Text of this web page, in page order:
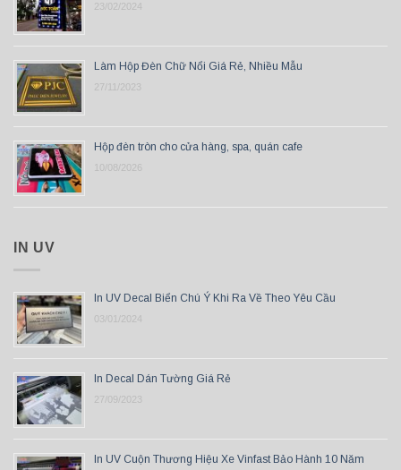
23/02/2024
Làm Hộp Đèn Chữ Nổi Giá Rẻ, Nhiều Mẫu
27/11/2023
Hộp đèn tròn cho cửa hàng, spa, quán cafe
10/08/2026
IN UV
In UV Decal Biển Chú Ý Khi Ra Về Theo Yêu Cầu
03/01/2024
In Decal Dán Tường Giá Rẻ
27/09/2023
In UV Cuộn Thương Hiệu Xe Vinfast Bảo Hành 10 Năm